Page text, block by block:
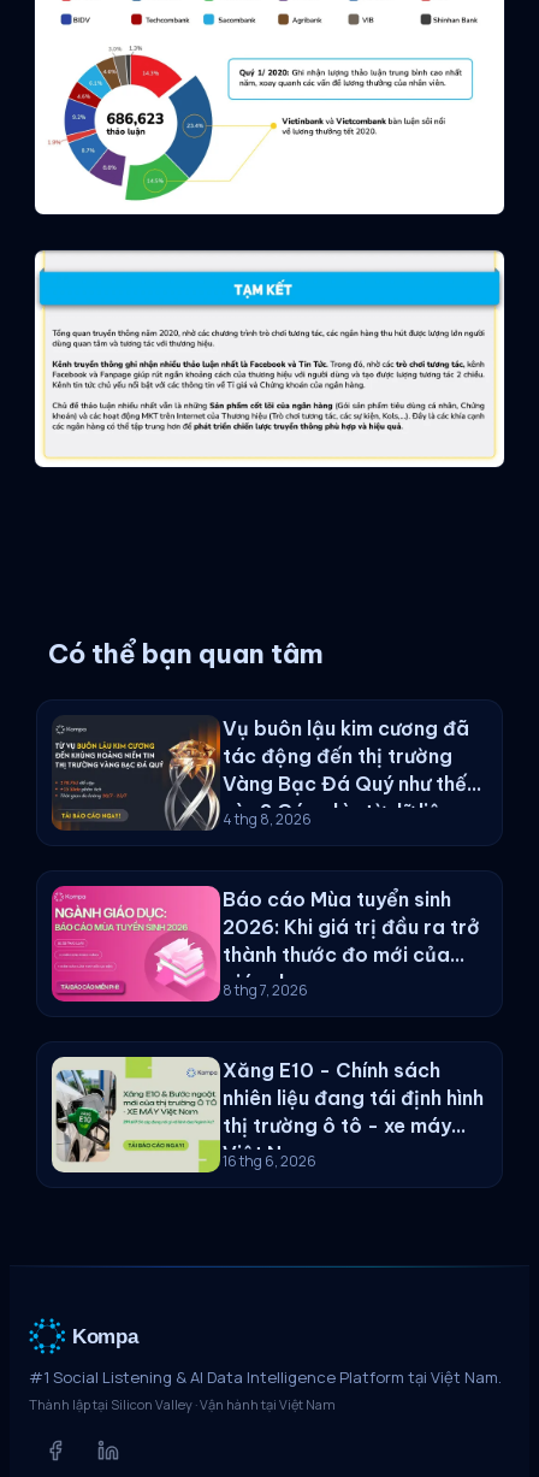
Có thể bạn quan tâm
Vụ buôn lậu kim cương đã
tác động đến thị trường
Vàng Bạc Đá Quý như thế
nào? Góc nhìn từ dữ liệu
4 thg 8, 2026
Báo cáo Mùa tuyển sinh
2026: Khi giá trị đầu ra trở
thành thước đo mới của
giáo dục
8 thg 7, 2026
Xăng E10 - Chính sách
nhiên liệu đang tái định hình
thị trường ô tô - xe máy
Việt Nam
16 thg 6, 2026
Kompa
#1 Social Listening & AI Data Intelligence Platform tại Việt Nam.
Thành lập tại Silicon Valley · Vận hành tại Việt Nam